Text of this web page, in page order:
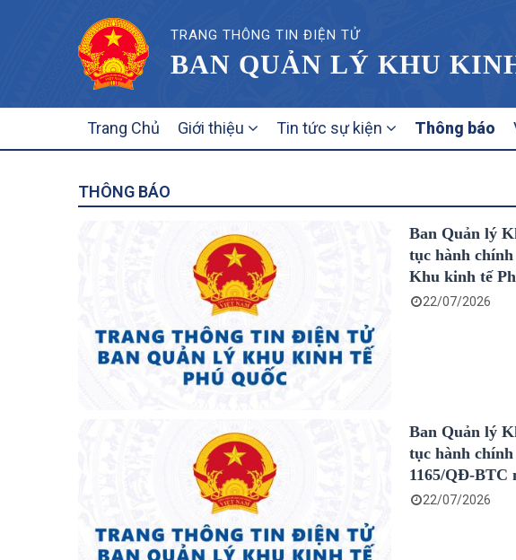
TRANG THÔNG TIN ĐIỆN TỬ
BAN QUẢN LÝ KHU
NAVIGATION
Trang Chủ Giới thiệu Tin tức sự kiện Thông báo
THÔNG BÁO
Ban Quản lý
tục hành
Khu kinh tế
22/07/2026
Ban Quản lý
tục hành
1165/QĐ-BTC
22/07/2026